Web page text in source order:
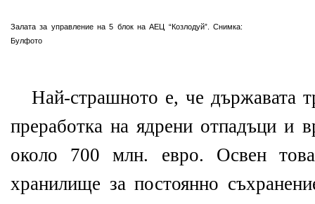
Залата за управление на 5 блок на АЕЦ “Козлодуй”. Снимка:
Булфото
Най-страшното е, че държавата
преработка на ядрени отпадъци и
около 700 млн. евро. Освен
хранилище за постоянно